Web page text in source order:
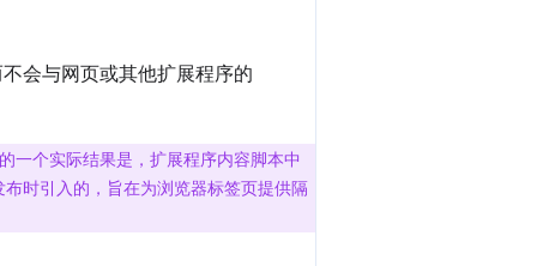
会与网页或其他扩展程序的
一个实际结果是，扩展程序内容脚本中
时引入的，旨在为浏览器标签页提供隔